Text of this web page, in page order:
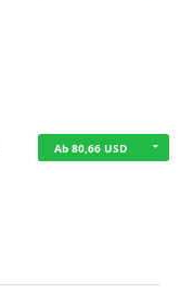
Ab 80,66 USD